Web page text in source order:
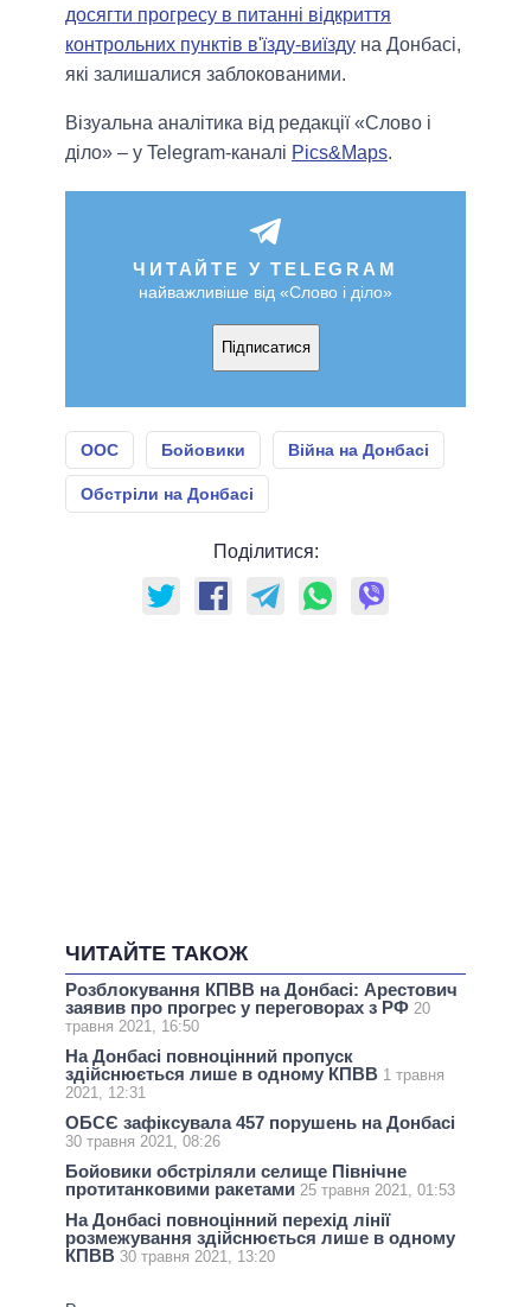
досягти прогресу в питанні відкриття
контрольних пунктів в'їзду-виїзду на Донбасі,
які залишалися заблокованими.
Візуальна аналітика від редакції «Слово і
діло» – у Telegram-каналі Pics&Maps.
ЧИТАЙТЕ У TELEGRAM
найважливіше від «Слово і діло»
Підписатися
ООС Бойовики Війна на Донбасі
Обстріли на Донбасі
Поділитися:
ЧИТАЙТЕ ТАКОЖ
Розблокування КПВВ на Донбасі: Арестович
заявив про прогрес у переговорах з РФ 20
травня 2021, 16:50
На Донбасі повноцінний пропуск
здійснюється лише в одному КПВВ 1 травня
2021, 12:31
ОБСЄ зафіксувала 457 порушень на Донбасі
30 травня 2021, 08:26
Бойовики обстріляли селище Північне
протитанковими ракетами 25 травня 2021, 01:53
На Донбасі повноцінний перехід лінії
розмежування здійснюється лише в одному
КПВВ 30 травня 2021, 13:20